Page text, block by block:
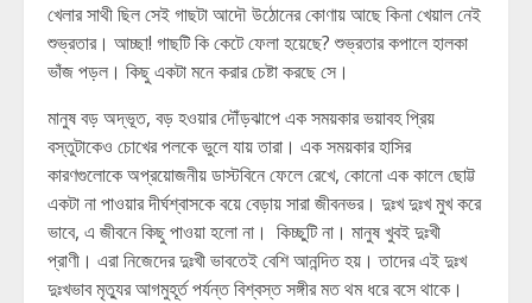
খেলার সাথী ছিল সেই গাছটা আদৌ উঠোনের কোণায় আছে কিনা খেয়াল নেই
শুভ্রতার। আচ্ছা! গাছটি কি কেটে ফেলা হয়েছে? শুভ্রতার কপালে হালকা
ভাঁজ পড়ল। কিছু একটা মনে করার চেষ্টা করছে সে।
মানুষ বড় অদ্ভূত, বড় হওয়ার দৌঁড়ঝাপে এক সময়কার ভয়াবহ প্রিয়
বস্তুটাকেও চোখের পলকে ভুলে যায় তারা। এক সময়কার হাসির
কারণগুলোকে অপ্রয়োজনীয় ডাস্টবিনে ফেলে রেখে, কোনো এক কালে ছোট্ট
একটা না পাওয়ার দীর্ঘশ্বাসকে বয়ে বেড়ায় সারা জীবনভর। দুঃখ দুঃখ মুখ করে
ভাবে, এ জীবনে কিছু পাওয়া হলো না। কিচ্ছুটি না। মানুষ খুবই দুঃখী
প্রাণী। এরা নিজেদের দুঃখী ভাবতেই বেশি আনন্দিত হয়। তাদের এই দুঃখ
দুঃখভাব মৃত্যুর আগমুহূর্ত পর্যন্ত বিশ্বস্ত সঙ্গীর মত থম ধরে বসে থাকে।